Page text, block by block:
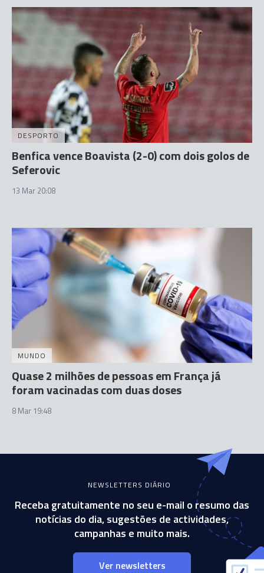
DESPORTO
Benfica vence Boavista (2-0) com dois golos de
Seferovic
13 Mar 20:08
MUNDO
Quase 2 milhões de pessoas em França já
foram vacinadas com duas doses
8 Mar 19:48
NEWSLETTERS DIÁRIO
Receba gratuitamente no seu e-mail o resumo das
notícias do dia, sugestões de actividades,
campanhas e muito mais.
Ver newsletters